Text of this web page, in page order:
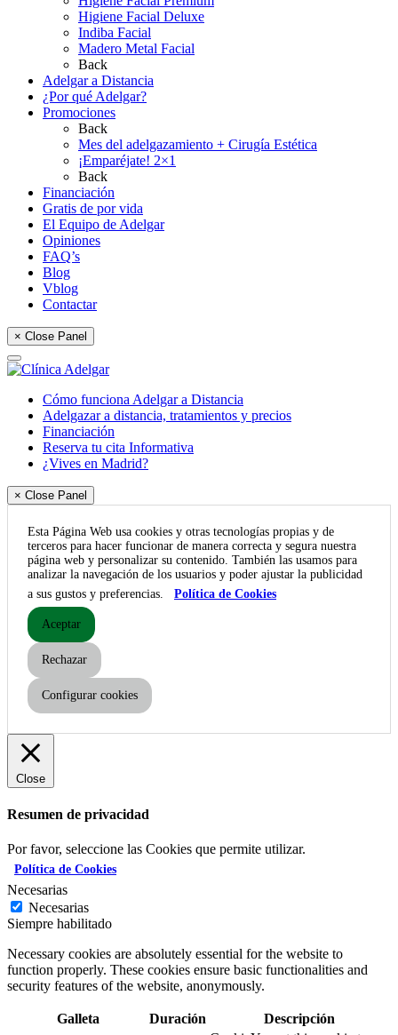
Higiene Facial Deluxe
Indiba Facial
Madero Metal Facial
Back
Adelgar a Distancia
¿Por qué Adelgar?
Promociones
Back
Mes del adelgazamiento + Cirugía Estética
¡Emparéjate! 2×1
Back
Financiación
Gratis de por vida
El Equipo de Adelgar
Opiniones
FAQ’s
Blog
Vblog
Contactar
× Close Panel
Cómo funciona Adelgar a Distancia
Adelgazar a distancia, tratamientos y precios
Financiación
Reserva tu cita Informativa
¿Vives en Madrid?
× Close Panel
Esta Página Web usa cookies y otras tecnologías propias y de
terceros para hacer funcionar de manera correcta y segura nuestra
página web y personalizar su contenido. También las usamos para
analizar la navegación de los usuarios y poder ajustar la publicidad
a sus gustos y preferencias.
Política de Cookies
Aceptar
Rechazar
Configurar cookies
Close
Resumen de privacidad
Por favor, seleccione las Cookies que permite utilizar.
Política de Cookies
Necesarias
Necesarias
Siempre habilitado
Necessary cookies are absolutely essential for the website to
function properly. These cookies ensure basic functionalities and
security features of the website, anonymously.
Galleta Duración
Descripción